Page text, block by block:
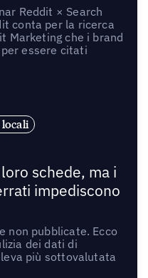
Reddit × Search
conta per la ricerca
Marketing che i brand
essere citati
schede, ma i
impediscono
non pubblicate. Ecco
dei dati di
più sottovalutata